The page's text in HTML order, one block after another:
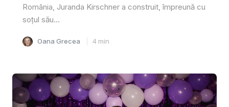
România, Juranda Kirschner a construit, împreună cu
soțul său...
Oana Grecea 4 min